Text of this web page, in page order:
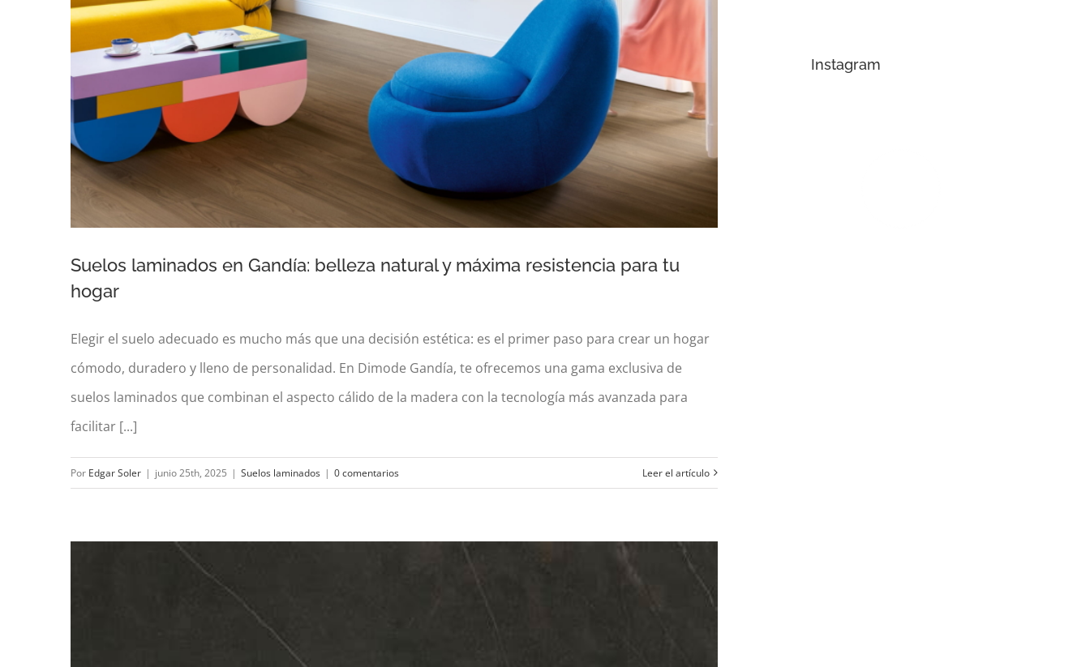
Suelos laminados en Gandía: belleza natural y máxima resistencia para tu hogar
Suelos laminados en Gandía: belleza natural y máxima resistencia para tu
hogar
Elegir el suelo adecuado es mucho más que una decisión estética: es el primer paso para crear un hogar
cómodo, duradero y lleno de personalidad. En Dimode Gandía, te ofrecemos una gama exclusiva de
suelos laminados que combinan el aspecto cálido de la madera con la tecnología más avanzada para
facilitar [...]
Por Edgar Soler | junio 25th, 2025 | Suelos laminados | 0 comentarios Leer el artículo
Instagram